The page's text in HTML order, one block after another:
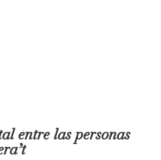
entre las personas